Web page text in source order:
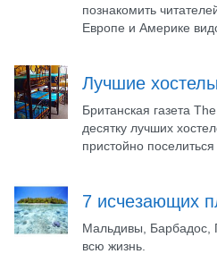
познакомить
Европе и Америке
Лучшие
Британская газета
десятку лучших
пристойно
7 исчезающих
Мальдивы, Барбадос,
всю жизнь.